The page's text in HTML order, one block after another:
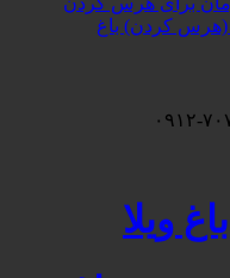
(هرس کردن) باغ
ویلا